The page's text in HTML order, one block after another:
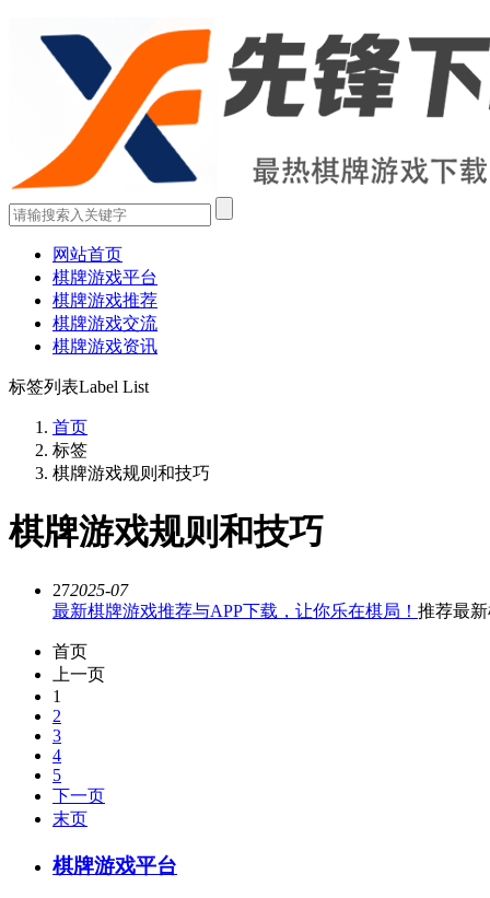
网站首页
棋牌游戏平台
棋牌游戏推荐
棋牌游戏交流
棋牌游戏资讯
标签列表Label List
首页
标签
棋牌游戏规则和技巧
棋牌游戏规则和技巧
272025-07
最新棋牌游戏推荐与APP下载，让你乐在棋局！ 推荐最
首页
上一页
1
2
3
4
5
下一页
末页
棋牌游戏平台